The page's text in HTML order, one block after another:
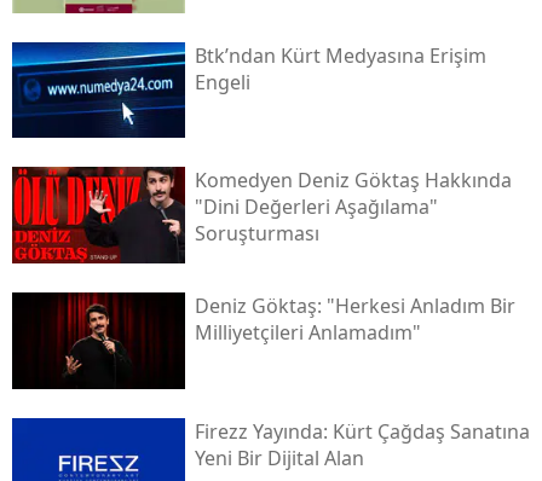
Btk’ndan Kürt Medyasına Erişim
Engeli
Komedyen Deniz Göktaş Hakkında
"dini Değerleri Aşağılama"
Soruşturması
Deniz Göktaş: "herkesi Anladım Bir
Milliyetçileri Anlamadım"
Firezz Yayında: Kürt Çağdaş Sanatına
Yeni Bir Dijital Alan